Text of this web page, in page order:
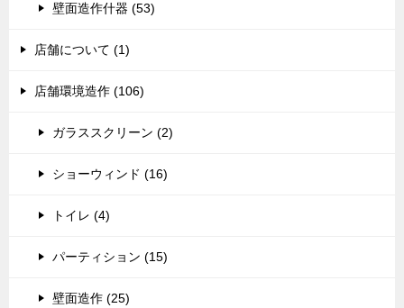
壁面造作什器 (53)
店舗について (1)
店舗環境造作 (106)
ガラススクリーン (2)
ショーウィンド (16)
トイレ (4)
パーティション (15)
壁面造作 (25)